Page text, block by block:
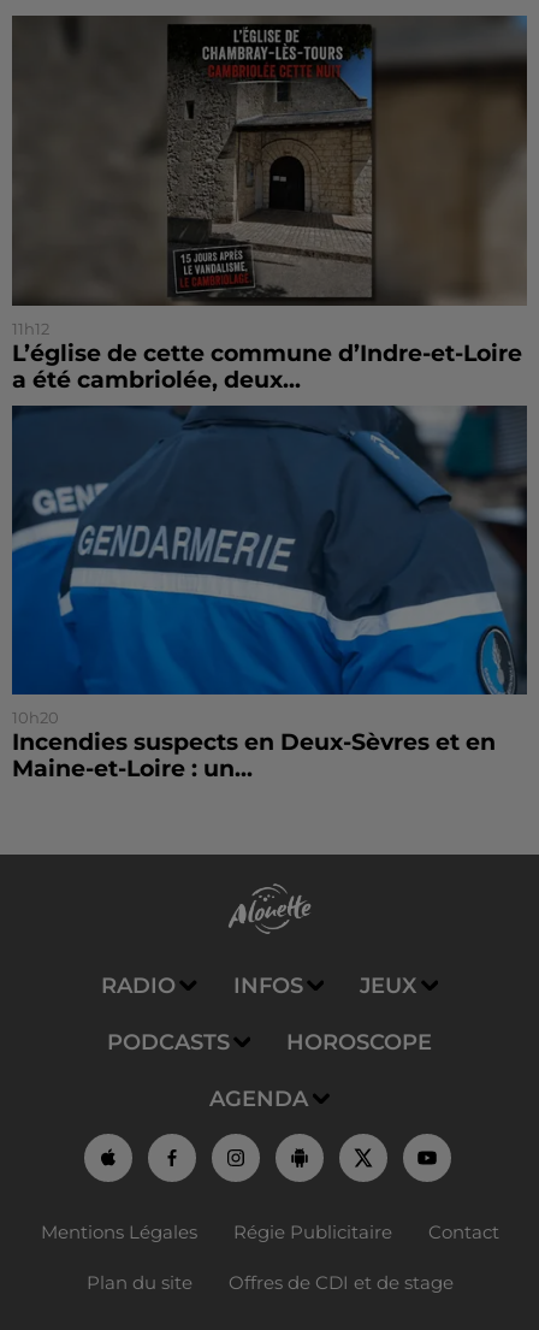
11h12
L’église de cette commune d’Indre-et-Loire
a été cambriolée, deux...
10h20
Incendies suspects en Deux-Sèvres et en
Maine-et-Loire : un...
RADIO INFOS JEUX
PODCASTS HOROSCOPE
AGENDA
Mentions Légales Régie Publicitaire Contact
Plan du site Offres de CDI et de stage